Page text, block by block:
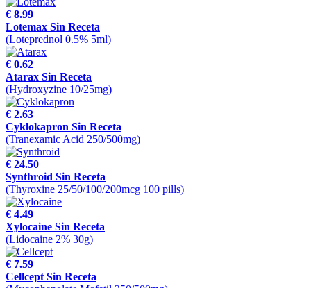
€ 8.99
Lotemax Sin Receta
(Loteprednol 0.5% 5ml)
€ 0.62
Atarax Sin Receta
(Hydroxyzine 10/25mg)
€ 2.63
Cyklokapron Sin Receta
(Tranexamic Acid 250/500mg)
€ 24.50
Synthroid Sin Receta
(Thyroxine 25/50/100/200mcg 100 pills)
€ 4.49
Xylocaine Sin Receta
(Lidocaine 2% 30g)
€ 7.59
Cellcept Sin Receta